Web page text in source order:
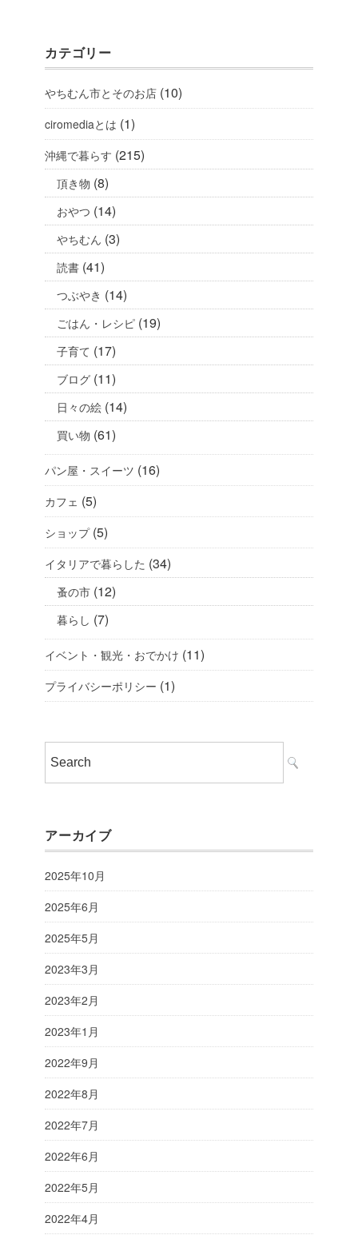
カテゴリー
やちむん市とそのお店 (10)
ciromediaとは (1)
沖縄で暮らす (215)
頂き物 (8)
おやつ (14)
やちむん (3)
読書 (41)
つぶやき (14)
ごはん・レシピ (19)
子育て (17)
ブログ (11)
日々の絵 (14)
買い物 (61)
パン屋・スイーツ (16)
カフェ (5)
ショップ(5)
イタリアで暮らした (34)
蚤の市 (12)
暮らし (7)
イベント・観光・おでかけ (11)
プライバシーポリシー (1)
アーカイブ
2025年10月
2025年6月
2025年5月
2023年3月
2023年2月
2023年1月
2022年9月
2022年8月
2022年7月
2022年6月
2022年5月
2022年4月